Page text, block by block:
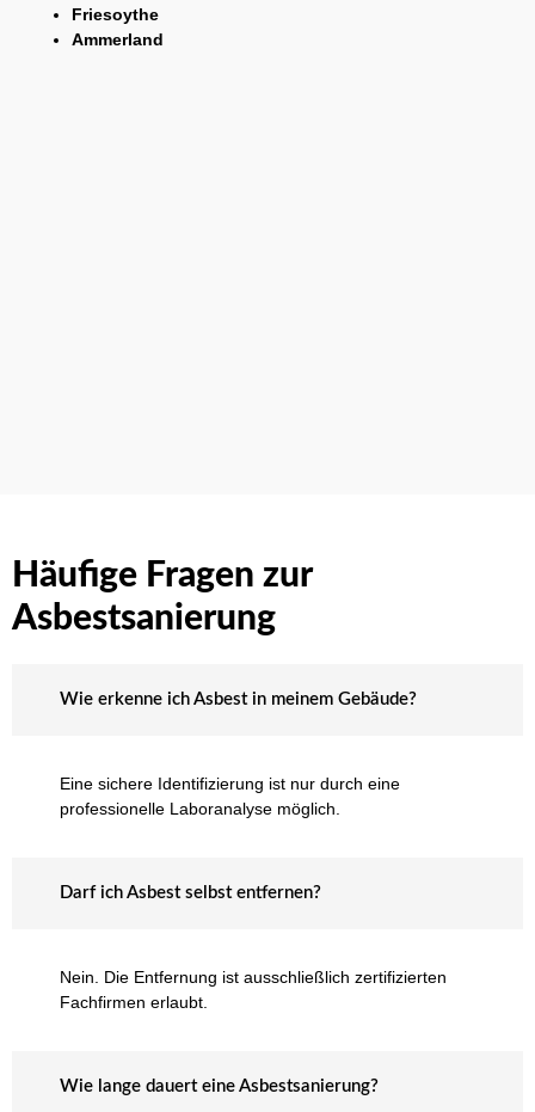
Friesoythe
Ammerland
Häufige Fragen zur
Asbestsanierung
Wie erkenne ich Asbest in meinem Gebäude?
Eine sichere Identifizierung ist nur durch eine
professionelle Laboranalyse möglich.
Darf ich Asbest selbst entfernen?
Nein. Die Entfernung ist ausschließlich zertifizierten
Fachfirmen erlaubt.
Wie lange dauert eine Asbestsanierung?